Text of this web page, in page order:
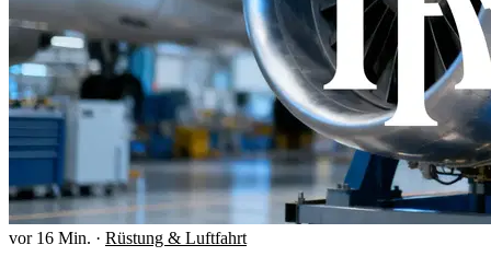
vor 16 Min. · Rüstung & Luftfahrt